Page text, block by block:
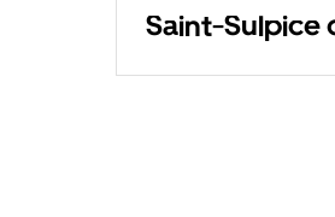
Saint-Sulpice